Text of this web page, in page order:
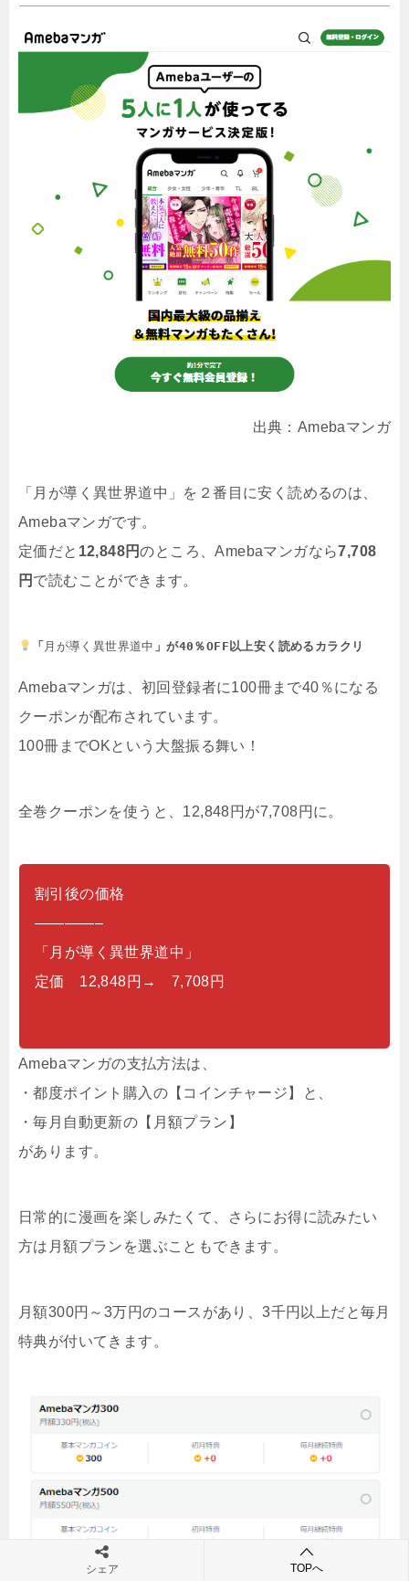
出典：Amebaマンガ
「月が導く異世界道中」を２番目に安く読めるのは、
Amebaマンガです。
定価だと 12,848円のところ、Amebaマンガなら7,708
円 で読むことができます。
「 月が導く異世界道中 」が40％OFF以上安く読めるカラクリ
Amebaマンガは、初回登録者に100冊まで40％になる
クーポンが配布されています。
100冊までOKという大盤振る舞い！
全巻クーポンを使うと、12,848円が7,708円に。
割引後の価格
————–
「月が導く異世界道中」
定価 12,848円→ 7,708円
Amebaマンガの支払方法は、
・都度ポイント購入の【コインチャージ】と、
・毎月自動更新の【月額プラン】
があります。
日常的に漫画を楽しみたくて、さらにお得に読みたい
方は月額プランを選ぶこともできます。
月額300円～3万円のコースがあり、3千円以上だと毎月
特典が付いてきます。
シェア TOPへ